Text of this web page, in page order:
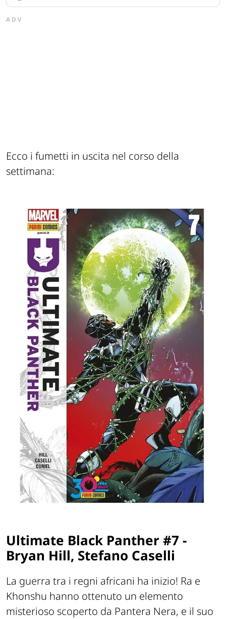
ADV
Ecco i fumetti in uscita nel corso della
settimana:
Ultimate Black Panther #7 -
Bryan Hill, Stefano Caselli
La guerra tra i regni africani ha inizio! Ra e
Khonshu hanno ottenuto un elemento
misterioso scoperto da Pantera Nera, e il suo